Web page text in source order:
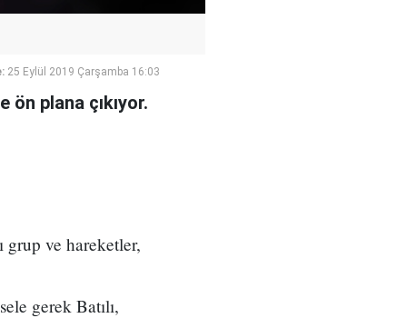
25 Eylül 2019 Çarşamba 16:03
ön plana çıkıyor.
grup ve hareketler,
gerek Batılı,